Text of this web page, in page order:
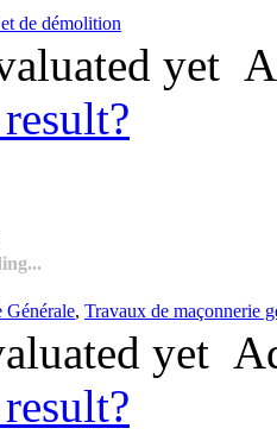
de démolition
yet
Générale, Travaux de maçonnerie
yet